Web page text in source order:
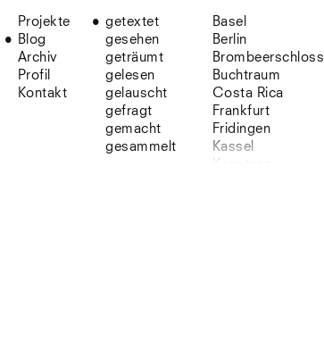
Projekte
Blog
Archiv
Profil
Kontakt
getextet
gesehen
geträumt
gelesen
gelauscht
gefragt
gemacht
gesammelt
Basel
Berlin
Brombeerschloss
Buchtraum
Costa Rica
Frankfurt
Fridingen
Kassel